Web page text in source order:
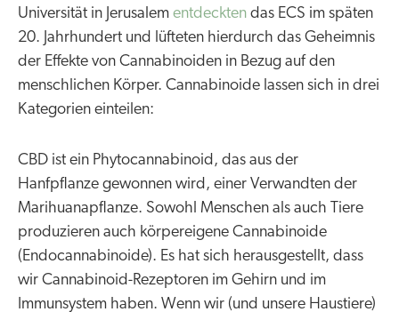
Universität in Jerusalem entdeckten das ECS im späten
20. Jahrhundert und lüfteten hierdurch das Geheimnis
der Effekte von Cannabinoiden in Bezug auf den
menschlichen Körper. Cannabinoide lassen sich in drei
Kategorien einteilen:
CBD ist ein Phytocannabinoid, das aus der
Hanfpflanze gewonnen wird, einer Verwandten der
Marihuanapflanze. Sowohl Menschen als auch Tiere
produzieren auch körpereigene Cannabinoide
(Endocannabinoide). Es hat sich herausgestellt, dass
wir Cannabinoid-Rezeptoren im Gehirn und im
Immunsystem haben. Wenn wir (und unsere Haustiere)